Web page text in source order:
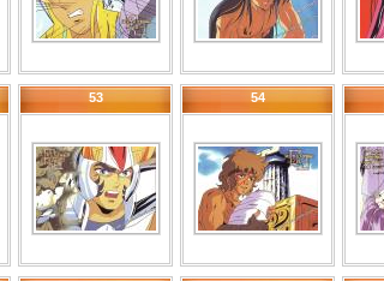
53 54